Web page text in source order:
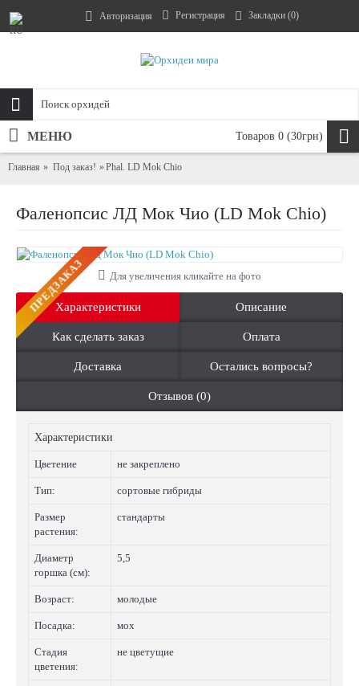
Авторизация Регистрация Закладки (0)
Товаров 0 (30грн)
МЕНЮ
Главная Под заказ! Phal. LD Mok Chio
Фаленопсис ЛД Мок Чио (LD Mok Chio)
ПРЕДЗАКАЗ Для увеличения кликайте на фото
Характеристики Описание
Как сделать заказ Оплата
Доставка Остались вопросы?
Отзывов (0)
Характеристики
Цветение не закреплено
Тип: сортовые гибриды
Размер
растения:
стандарты
Диаметр
горшка (см):
5,5
Возраст: молодые
Посадка: мох
Стадия
цветения:
не цветущие